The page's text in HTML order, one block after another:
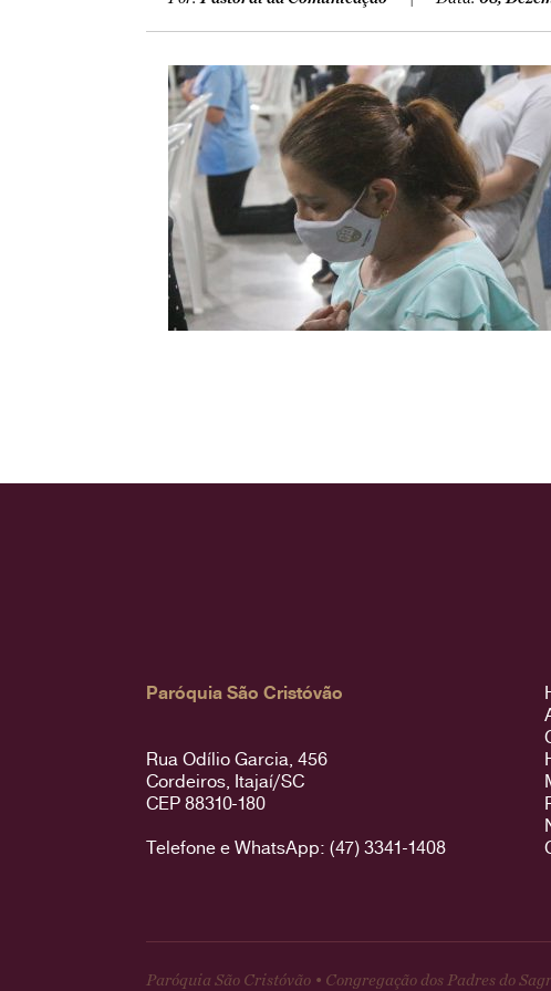
Paróquia São Cristóvão
Rua Odílio Garcia, 456
Cordeiros, Itajaí/SC
CEP 88310-180
Telefone e WhatsApp: (47) 3341-1408
Paróquia São Cristóvão • Congregação dos Padres do